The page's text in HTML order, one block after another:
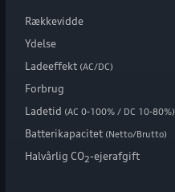
Rækkevidde
Ydelse
Ladeeffekt (AC/DC)
Forbrug
Ladetid (AC 0-100% / DC 10-80%)
Batterikapacitet (Netto/Brutto)
Halvårlig CO2-ejerafgift